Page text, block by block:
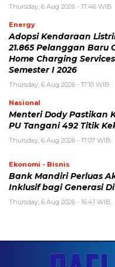
Thursday, 6 Aug 2026 - 17:46 WIB
Energy
Adopsi Kendaraan
21.865 Pelanggan Baru
Home Charging
Semester I 2026
Thursday, 6 Aug 2026 - 17:10 WIB
Nasional
Menteri Dody Pastikan
PU Tangani 492 Titik
Thursday, 6 Aug 2026 - 17:07 WIB
Ekonomi - Bisnis
Bank Mandiri Perluas
Inklusif bagi Generasi
Thursday, 6 Aug 2026 - 16:41 WIB